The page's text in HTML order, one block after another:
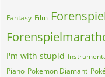
Fantasy Film
I'm with stupid
Piano Pokemon Diamant